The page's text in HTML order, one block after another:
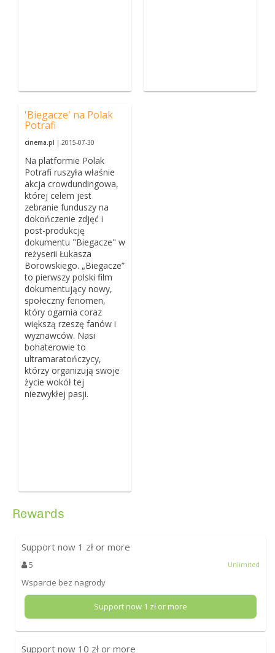
'Biegacze' na Polak
Potrafi
cinema.pl | 2015-07-30
Na platformie Polak
Potrafi ruszyła właśnie
akcja crowdundingowa,
której celem jest
zebranie funduszy na
dokończenie zdjęć i
post-produkcję
dokumentu "Biegacze" w
reżyserii Łukasza
Borowskiego. „Biegacze”
to pierwszy polski film
dokumentujący nowy,
społeczny fenomen,
który ogarnia coraz
większą rzeszę fanów i
wyznawców. Nasi
bohaterowie to
ultramaratończycy,
którzy organizują swoje
życie wokół tej
niezwykłej pasji.
Rewards
Support now 1 zł or more
5 Unlimited
Wsparcie bez nagrody
Support now 1 zł or more
Support now 10 zł or more